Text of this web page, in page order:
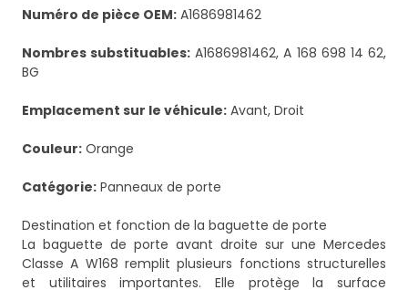
Numéro de pièce OEM: A1686981462
Nombres substituables: A1686981462, A 168 698 14 62,
BG
Emplacement sur le véhicule: Avant, Droit
Couleur: Orange
Catégorie: Panneaux de porte
Destination et fonction de la baguette de porte
La baguette de porte avant droite sur une Mercedes
Classe A W168 remplit plusieurs fonctions structurelles
et utilitaires importantes. Elle protège la surface